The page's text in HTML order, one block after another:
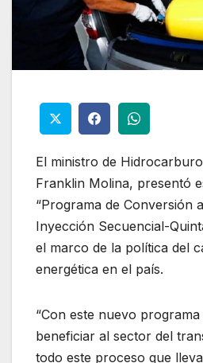
El ministro de
Franklin Molina, presentó
“Programa de Conversión
Inyección Secuencial-
el marco de la política del
energética en el país.
“Con este nuevo
beneficiar al sector del
todo este proceso que